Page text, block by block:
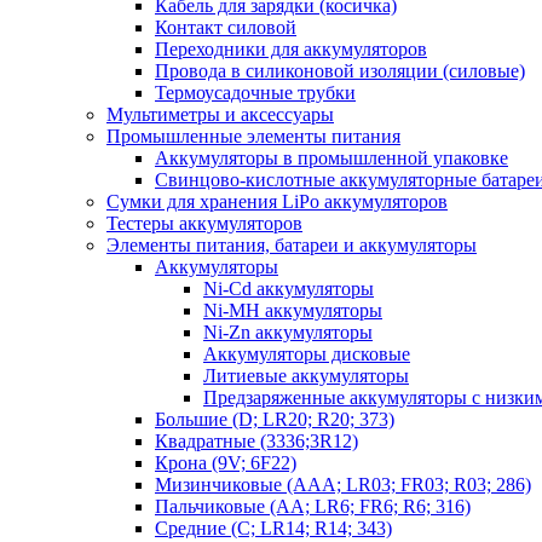
Кабель для зарядки (косичка)
Контакт силовой
Переходники для аккумуляторов
Провода в силиконовой изоляции (силовые)
Термоусадочные трубки
Мультиметры и аксессуары
Промышленные элементы питания
Аккумуляторы в промышленной упаковке
Свинцово-кислотные аккумуляторные
Сумки для хранения LiPo аккумуляторов
Тестеры аккумуляторов
Элементы питания, батареи и аккумуляторы
Аккумуляторы
Ni-Cd аккумуляторы
Ni-MH аккумуляторы
Ni-Zn аккумуляторы
Аккумуляторы дисковые
Литиевые аккумуляторы
Предзаряженные аккумуляторы с
Большие (D; LR20; R20; 373)
Квадратные (3336;3R12)
Крона (9V; 6F22)
Мизинчиковые (AAA; LR03; FR03; R03; 286)
Пальчиковые (AA; LR6; FR6; R6; 316)
Средние (C; LR14; R14; 343)